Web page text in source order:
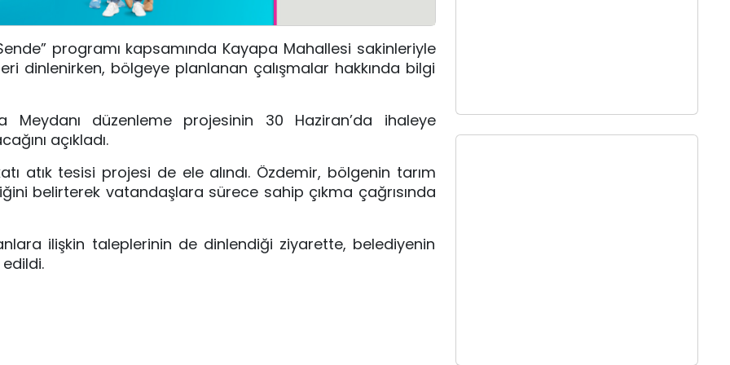
programı kapsamında Kayapa Mahallesi sakinleriyle
dinlenirken, bölgeye planlanan çalışmalar hakkında bilgi
Meydanı düzenleme projesinin 30 Haziran’da ihaleye
açıkladı.
atık tesisi projesi de ele alındı. Özdemir, bölgenin tarım
belirterek vatandaşlara sürece sahip çıkma çağrısında
ilişkin taleplerinin de dinlendiği ziyarette, belediyenin